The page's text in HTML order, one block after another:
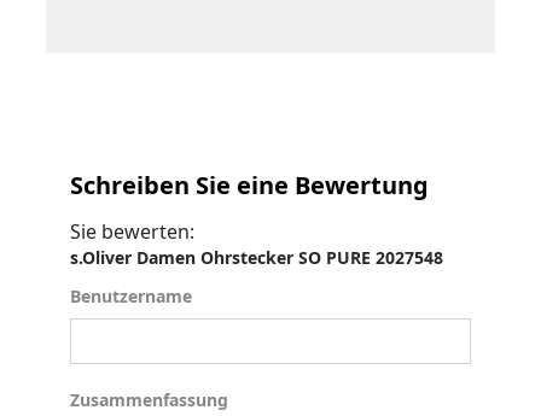
Schreiben Sie eine Bewertung
Sie bewerten:
s.Oliver Damen Ohrstecker SO PURE 2027548
Benutzername
Benutzername
Zusammenfassung
Zusammenfassung